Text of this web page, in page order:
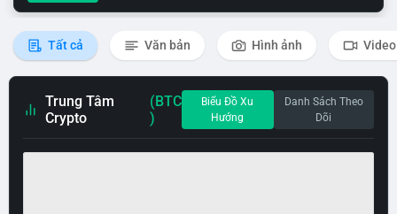
Tất cả Văn bản Hình ảnh Video
Trung Tâm
Crypto
(BTC
)
Biểu Đồ Xu
Hướng
Danh Sách Theo
Dõi